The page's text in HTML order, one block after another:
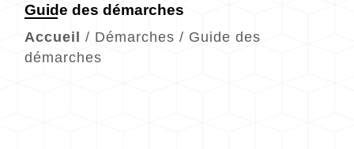
Guide des démarches
Accueil / Démarches / Guide des
démarches